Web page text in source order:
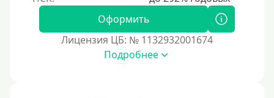
250000 руб
Оформить
Лицензия ЦБ: № 1132932001674
Подробнее